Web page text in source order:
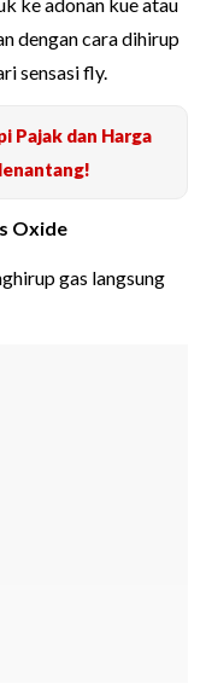
dengan cara dihirup
sensasi fly.
Pajak dan Harga
Oxide
gas langsung